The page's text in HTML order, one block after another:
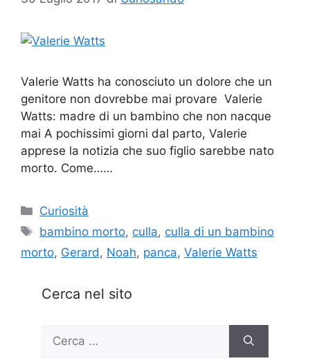
Valerie Watts ha conosciuto un dolore che un
genitore non dovrebbe mai provare Valerie
Watts: madre di un bambino che non nacque
mai A pochissimi giorni dal parto, Valerie
apprese la notizia che suo figlio sarebbe nato
morto. Come……
Categorie
Curiosità
Tag
bambino morto, culla, culla di un bambino
morto, Gerard , Noah, panca, Valerie Watts
Cerca nel sito
per: